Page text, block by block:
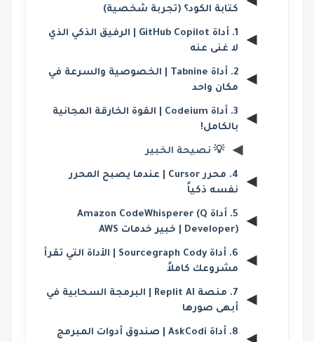
كتابة الكود؟ (تجربة شخصية)
1. أداة GitHub Copilot | الرفيق الذكي الذي
لا غنى عنه
2. أداة Tabnine | الخصوصية والسرعة في
مكان واحد
3. أداة Codeium | القوة الخارقة المجانية
بالكامل!
💡 نصيحة الخبير
4. محرر Cursor | عندما يصبح المحرر
نفسه ذكياً
5. أداة Amazon CodeWhisperer (Q
Developer) | خبير خدمات AWS
6. أداة Sourcegraph Cody | الأداة التي تقرأ
مشروعك كاملاً
7. منصة Replit AI | البرمجة السحابية في
أبهى صورها
8. أداة AskCodi | صندوق أدوات المبرمج